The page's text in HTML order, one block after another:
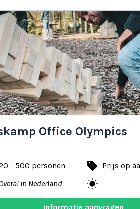
Office Olympics
- 500 personen local_offer Prijs op
in Nederland
wb_sunny